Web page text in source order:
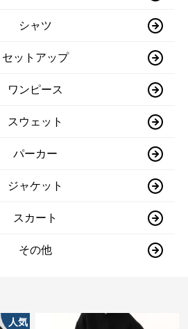
シャツ
セットアップ
ワンピース
スウェット
パーカー
ジャケット
スカート
その他
人気